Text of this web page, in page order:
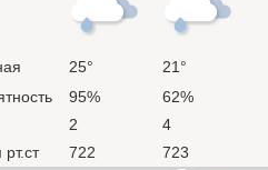
25° 21°
95% 62%
2 4
722 723